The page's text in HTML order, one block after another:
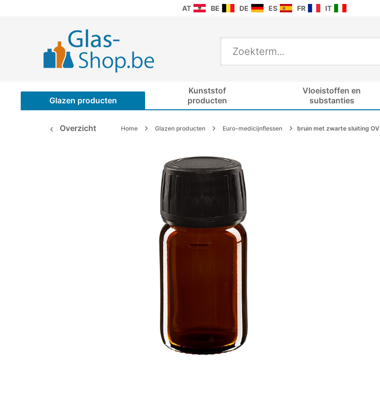
AT BE DE ES FR IT
Glazen producten
Kunststof
producten
Vloeistoffen en
substanties
Overzicht Home Glazen producten Euro-medicijnflessen bruin met zwarte sluiting OV